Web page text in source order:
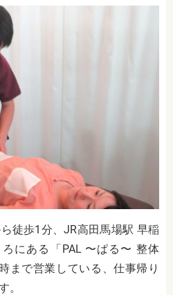
徒歩1分、JR高田馬場駅 早稲
にある「PAL 〜ぱる〜 整体
まで営業している、仕事帰り
。